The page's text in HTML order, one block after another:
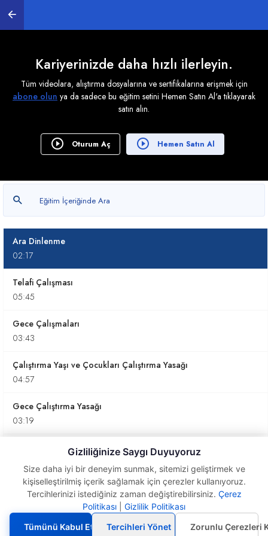
Kariyerinizde daha hızlı ilerleyin.
Tüm videolara, alıştırma dosyalarına ve sertifikalarına erişmek için
abone olun ya da sadece bu eğitim setini Hemen Satın Al'a tıklayarak
satın alın.
Oturum Aç Hemen Satın Al
06:19
Genel Tatil Ücreti
Çalışma Süresi
03:50
Ara Dinlenme
02:17
Telafi Çalışması
05:45
Gece Çalışmaları
03:43
Çalıştırma Yaşı ve Çocukları Çalıştırma Yasağı
04:57
Gece Çalıştırma Yasağı
03:19
Analık Halinde Çalışma ve Süt İzni
İşçi Özlük Dosyaları
İş Kanununda Yer Alan Cezalar
Dinlenme
Gizliliğinize Saygı Duyuyoruz
Size daha iyi bir deneyim sunmak, sitemizi geliştirmek ve
kişiselleştirilmiş içerik sağlamak için çerezler kullanıyoruz.
Tercihlerinizi istediğiniz zaman değiştirebilirsiniz. Çerez
Politikası
Gizlilik Politikası
Tümünü Kabul Et
Tercihleri Yönet Zorunlu Çerezleri